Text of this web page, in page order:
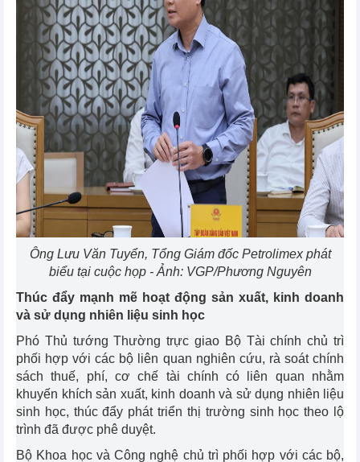
Ông Lưu Văn Tuyển, Tổng Giám đốc Petrolimex phát
biểu tại cuộc họp - Ảnh: VGP/Phương Nguyên
Thúc đẩy mạnh mẽ hoạt động sản xuất, kinh doanh
và sử dụng nhiên liệu sinh học
Phó Thủ tướng Thường trực giao Bộ Tài chính chủ trì
phối hợp với các bộ liên quan nghiên cứu, rà soát chính
sách thuế, phí, cơ chế tài chính có liên quan nhằm
khuyến khích sản xuất, kinh doanh và sử dụng nhiên liệu
sinh học, thúc đẩy phát triển thị trường sinh học theo lộ
trình đã được phê duyệt.
Bộ Khoa học và Công nghệ chủ trì phối hợp với các bộ,